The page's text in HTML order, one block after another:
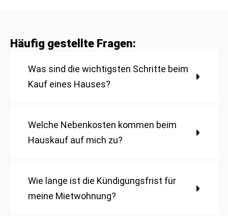
Häufig gestellte Fragen:
Was sind die wichtigsten Schritte beim
Kauf eines Hauses?
Welche Nebenkosten kommen beim
Hauskauf auf mich zu?
Wie lange ist die Kündigungsfrist für
meine Mietwohnung?